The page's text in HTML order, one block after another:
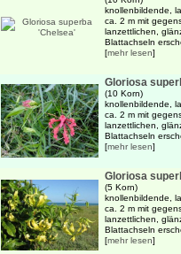
knollenbildende,
ca. 2 m mit
lanzettlichen,
Blattachseln
[mehr lesen]
Gloriosa
(10 Korn)
knollenbildende,
ca. 2 m mit
lanzettlichen,
Blattachseln
[mehr lesen]
Gloriosa
(5 Korn)
knollenbildende,
ca. 2 m mit
lanzettlichen,
Blattachseln
[mehr lesen]